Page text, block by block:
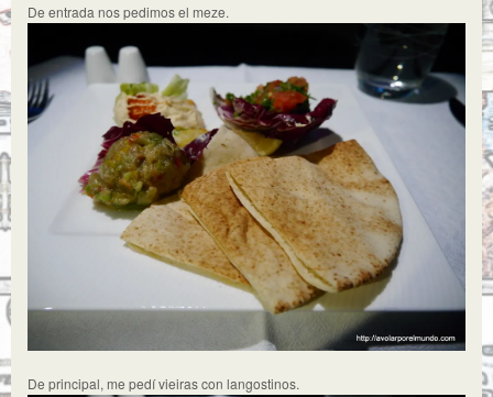
De entrada nos pedimos el meze.
De principal, me pedí vieiras con langostinos.